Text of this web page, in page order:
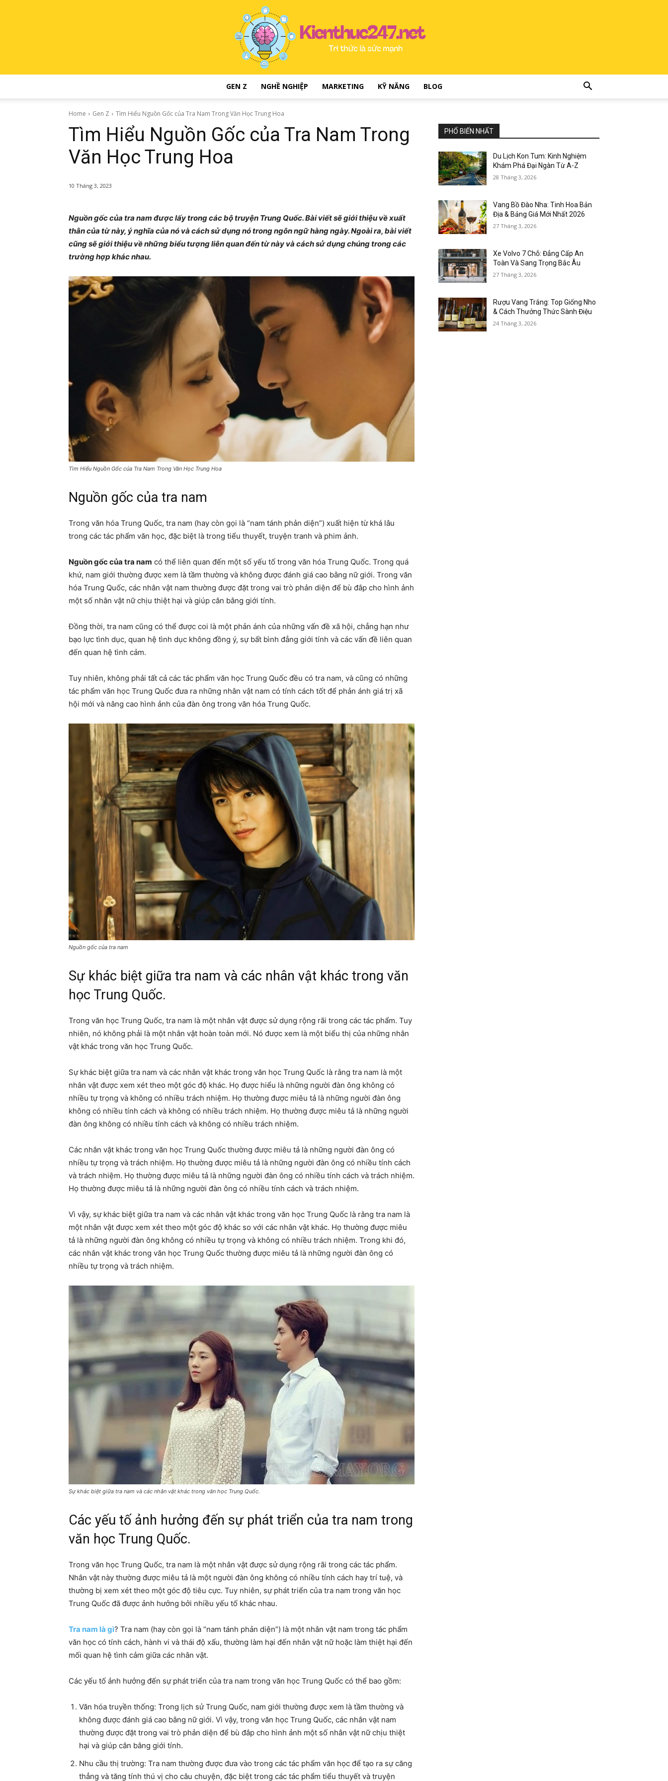
Tri
GEN Z NGHỀ NGHIỆP MARKETING KỸ NĂNG BLOG
Home Gen Z Tìm Hiểu Nguồn Gốc của Tra Nam Trong Văn Học Trung Hoa
Tìm Hiểu Nguồn Gốc của Tra Nam Trong
Văn Học Trung Hoa
10 Tháng 3, 2023
Nguồn gốc của tra nam được lấy trong các bộ truyện Trung Quốc. Bài viết sẽ giới thiệu về xuất
thân của từ này, ý nghĩa của nó và cách sử dụng nó trong ngôn ngữ hàng ngày. Ngoài ra, bài viết
cũng sẽ giới thiệu về những biểu tượng liên quan đến từ này và cách sử dụng chúng trong các
trường hợp khác nhau.
Tìm Hiểu Nguồn Gốc của Tra Nam Trong Văn Học Trung Hoa
Nguồn gốc của tra nam
Trong văn hóa Trung Quốc, tra nam (hay còn gọi là “nam tánh phản diện”) xuất hiện từ khá lâu
trong các tác phẩm văn học, đặc biệt là trong tiểu thuyết, truyện tranh và phim ảnh.
Nguồn gốc của tra nam có thể liên quan đến một số yếu tố trong văn hóa Trung Quốc. Trong quá
khứ, nam giới thường được xem là tầm thường và không được đánh giá cao bằng nữ giới. Trong văn
hóa Trung Quốc, các nhân vật nam thường được đặt trong vai trò phản diện để bù đắp cho hình ảnh
một số nhân vật nữ chịu thiệt hại và giúp cân bằng giới tính.
Đồng thời, tra nam cũng có thể được coi là một phản ánh của những vấn đề xã hội, chẳng hạn như
bạo lực tình dục, quan hệ tình dục không đồng ý, sự bất bình đẳng giới tính và các vấn đề liên quan
đến quan hệ tình cảm.
Tuy nhiên, không phải tất cả các tác phẩm văn học Trung Quốc đều có tra nam, và cũng có những
tác phẩm văn học Trung Quốc đưa ra những nhân vật nam có tính cách tốt để phản ánh giá trị xã
hội mới và nâng cao hình ảnh của đàn ông trong văn hóa Trung Quốc.
Nguồn gốc của tra nam
Sự khác biệt giữa tra nam và các nhân vật khác trong văn
học Trung Quốc.
Trong văn học Trung Quốc, tra nam là một nhân vật được sử dụng rộng rãi trong các tác phẩm. Tuy
nhiên, nó không phải là một nhân vật hoàn toàn mới. Nó được xem là một biểu thị của những nhân
vật khác trong văn học Trung Quốc.
Sự khác biệt giữa tra nam và các nhân vật khác trong văn học Trung Quốc là rằng tra nam là một
nhân vật được xem xét theo một góc độ khác. Họ được hiểu là những người đàn ông không có
nhiều tự trọng và không có nhiều trách nhiệm. Họ thường được miêu tả là những người đàn ông
không có nhiều tính cách và không có nhiều trách nhiệm. Họ thường được miêu tả là những người
đàn ông không có nhiều tính cách và không có nhiều trách nhiệm.
Các nhân vật khác trong văn học Trung Quốc thường được miêu tả là những người đàn ông có
nhiều tự trọng và trách nhiệm. Họ thường được miêu tả là những người đàn ông có nhiều tính cách
và trách nhiệm. Họ thường được miêu tả là những người đàn ông có nhiều tính cách và trách nhiệm.
Họ thường được miêu tả là những người đàn ông có nhiều tính cách và trách nhiệm.
Vì vậy, sự khác biệt giữa tra nam và các nhân vật khác trong văn học Trung Quốc là rằng tra nam là
một nhân vật được xem xét theo một góc độ khác so với các nhân vật khác. Họ thường được miêu
tả là những người đàn ông không có nhiều tự trọng và không có nhiều trách nhiệm. Trong khi đó,
các nhân vật khác trong văn học Trung Quốc thường được miêu tả là những người đàn ông có
nhiều tự trọng và trách nhiệm.
Sự khác biệt giữa tra nam và các nhân vật khác trong văn học Trung Quốc.
Các yếu tố ảnh hưởng đến sự phát triển của tra nam trong
văn học Trung Quốc.
Trong văn học Trung Quốc, tra nam là một nhân vật được sử dụng rộng rãi trong các tác phẩm.
Nhân vật này thường được miêu tả là một người đàn ông không có nhiều tính cách hay trí tuệ, và
thường bị xem xét theo một góc độ tiêu cực. Tuy nhiên, sự phát triển của tra nam trong văn học
Trung Quốc đã được ảnh hưởng bởi nhiều yếu tố khác nhau.
Tra nam là gì? Tra nam (hay còn gọi là “nam tánh phản diện”) là một nhân vật nam trong tác phẩm
văn học có tính cách, hành vi và thái độ xấu, thường làm hại đến nhân vật nữ hoặc làm thiệt hại đến
mối quan hệ tình cảm giữa các nhân vật.
Các yếu tố ảnh hưởng đến sự phát triển của tra nam trong văn học Trung Quốc có thể bao gồm:
Văn hóa truyền thống: Trong lịch sử Trung Quốc, nam giới thường được xem là tầm thường và
không được đánh giá cao bằng nữ giới. Vì vậy, trong văn học Trung Quốc, các nhân vật nam
thường được đặt trong vai trò phản diện để bù đắp cho hình ảnh một số nhân vật nữ chịu thiệt
hại và giúp cân bằng giới tính.
Nhu cầu thị trường: Tra nam thường được đưa vào trong các tác phẩm văn học để tạo ra sự căng
thẳng và tăng tính thú vị cho câu chuyện, đặc biệt trong các tác phẩm tiểu thuyết và truyện
PHỔ BIẾN NHẤT
Du Lịch Kon Tum: Kinh Nghiệm
Khám Phá Đại Ngàn Từ A-Z
28 Tháng 3, 2026
Vang Bồ Đào Nha: Tinh Hoa Bản
Địa & Bảng Giá Mới Nhất 2026
27 Tháng 3, 2026
Xe Volvo 7 Chỗ: Đẳng Cấp An
Toàn Và Sang Trọng Bắc Âu
27 Tháng 3, 2026
Rượu Vang Trắng: Top Giống Nho
& Cách Thưởng Thức Sành Điệu
24 Tháng 3, 2026